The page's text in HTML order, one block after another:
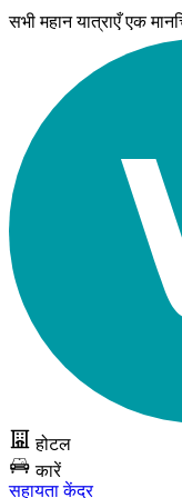
सभी महान यात्राएँएक
होटल
कारें
सहायता केंद्र